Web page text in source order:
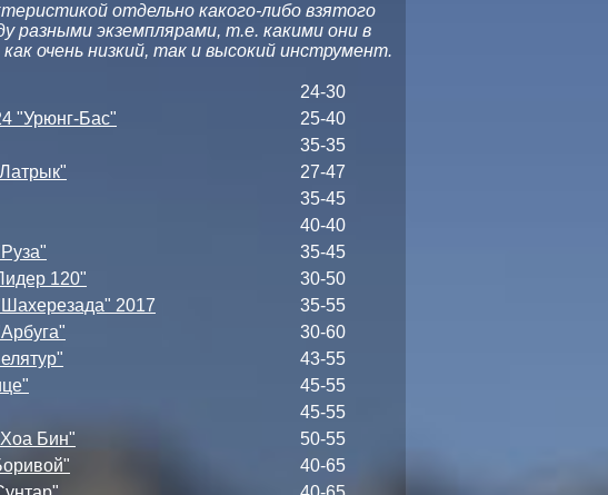
отдельно какого-либо взятого
разными экземплярами, т.е. какими они в
очень низкий, так и высокий инструмент.
24-30
"Урюнг-Бас"
25-40
35-35
27-47
35-45
40-40
35-45
120"
30-50
2017
35-55
30-60
43-55
45-55
45-55
Бин"
50-55
40-65